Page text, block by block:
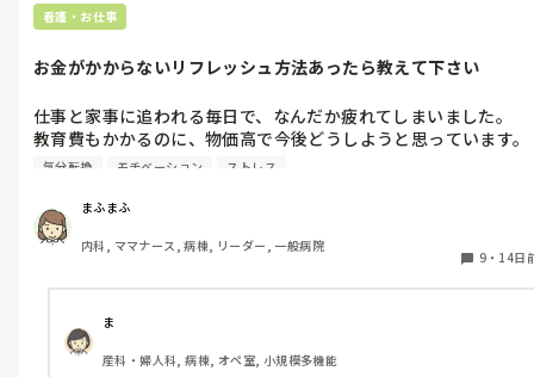
看護・お仕事
お金がかからないリフレッシュ方法あったら教えて下さい
仕事と家事に追われる毎日で、なんだか疲れてしまいました。
教育費もかかるのに、物価高で今後どうしようと思っています。
なるべくお金がかからないリフレッシュ方法や気分転換方法があ
気分転換 モチベーション ストレス
まふまふ
内科, ママナース, 病棟, リーダー, 一般病院
9・ 14日
ま
産科・婦人科, 病棟, オペ室, 小規模多機能